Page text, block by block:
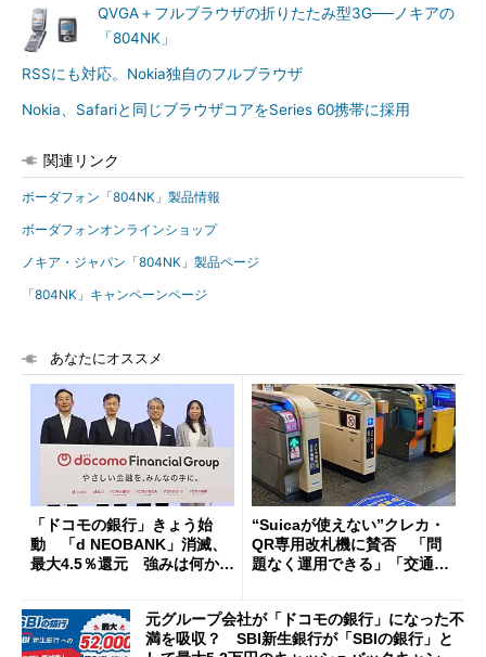
QVGA＋フルブラウザの折りたたみ型3G──ノキアの
「804NK」
RSSにも対応。Nokia独自のフルブラウザ
Nokia、Safariと同じブラウザコアをSeries 60携帯に採用
関連リンク
ボーダフォン「804NK」製品情報
ボーダフォンオンラインショップ
ノキア・ジャパン「804NK」製品ページ
「804NK」キャンペーンページ
あなたにオススメ
「ドコモの銀行」きょう始
動 「d NEOBANK」消滅、
最大4.5％還元 強みは何か解
“Suicaが使えない”クレカ・
QR専用改札機に賛否 「問
題なく運用できる」「交通系I
元グループ会社が「ドコモの銀行」になった不
満を吸収？ SBI新生銀行が「SBIの銀行」と